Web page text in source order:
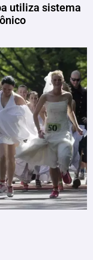
utiliza sistema